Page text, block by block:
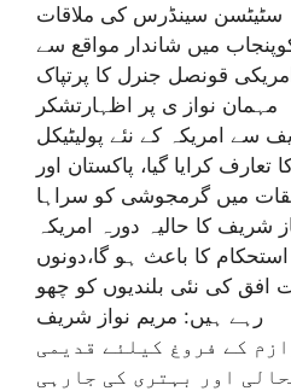
سٹیٹسن سینڈرس کی ملاقات
میں شاندار مواقع سے
قونصل جنرل کا پرتپاک
مہمان نواز ی پر اظہارتشکر
سے امریکہ کے نئے پولیٹیکل
تعارف کرایا گیا، پاکستان اور
میں گرمجوشی کو سراہا
شریف کا حالیہ دورہ امریکہ
کا باعث ہو گا،دونوں
افق کی نئی بلندیوں کو چھو
رہے ہیں: مریم نواز شریف
کے فروغ کیلئے قدیمی
اور بہتری کی جارہی